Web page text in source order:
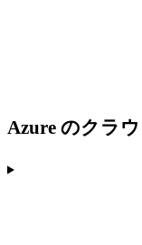
Azure のクラ